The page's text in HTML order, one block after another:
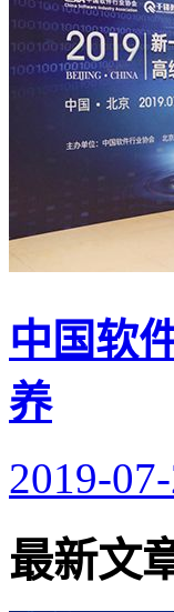
中国软
养
2019-
最新文